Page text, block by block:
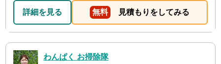
詳細を見る 無料 見積もりをしてみる
わんぱく お掃除隊